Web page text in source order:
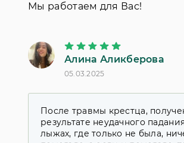
Мы работаем для Вас!
Алина Аликберова
05.03.2025
После травмы крестца,
результате неудачного
лыжах, где только не была,